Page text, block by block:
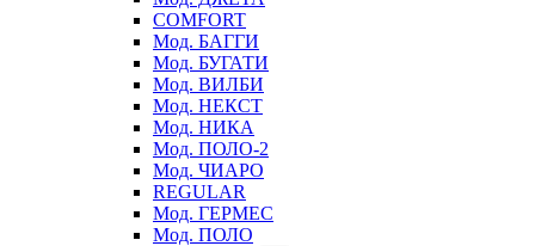
COMFORT
Мод. БАГГИ
Мод. БУГАТИ
Мод. ВИЛБИ
Мод. НЕКСТ
Мод. НИКА
Мод. ПОЛО-2
Мод. ЧИАРО
REGULAR
Мод. ГЕРМЕС
Мод. ПОЛО